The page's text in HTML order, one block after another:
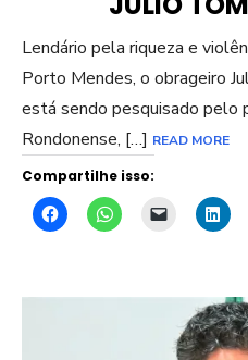
Lendário pela riqueza e
Porto Mendes, o obrageiro
está sendo pesquisado pelo
Rondonense, […] READ MORE
Compartilhe isso: